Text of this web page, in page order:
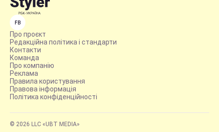
FB
Про проєкт
Редакційна політика і стандарти
Контакти
Команда
Про компанію
Реклама
Правила користування
Правова інформація
Політика конфіденційності
© 2026 LLC «UBT MEDIA»